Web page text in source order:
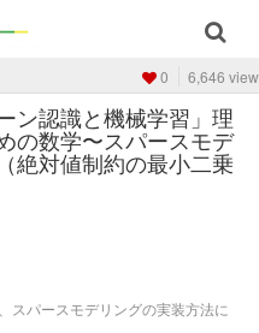
0 6,646 view
ン認識と機械学習」理
の数学〜スパースモデ
絶対値制約の最小二乗
スパースモデリングの実装方法に